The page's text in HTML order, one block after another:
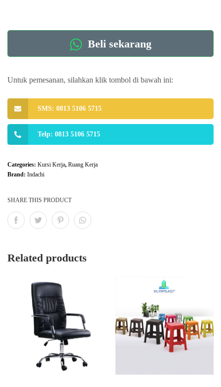
Beli sekarang
Untuk pemesanan, silahkan klik tombol di bawah ini:
SMS: 0813 5106 5715
Telp: 0813 5106 5715
Categories: Kursi Kerja, Ruang Kerja
Brand: Indachi
SHARE THIS PRODUCT
Related products